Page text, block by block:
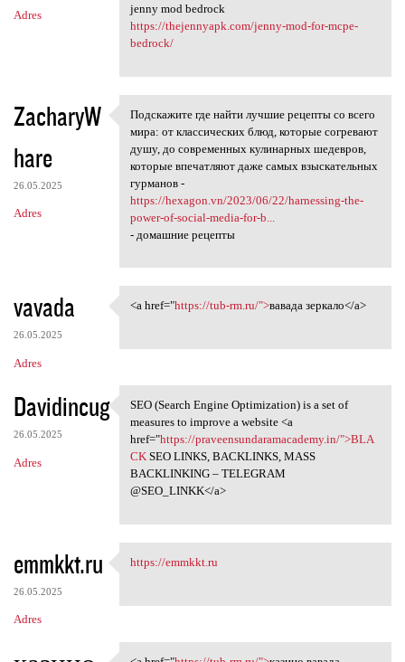
Adres
jenny mod bedrock
https://thejennyapk.com/jenny-mod-for-mcpe-
bedrock/
ZacharyW
hare
26.05.2025
Adres
Подскажите где найти лучшие
Подскажите где найти лучшие рецепты со всего
мира: от классических блюд, которые согревают
душу, до современных кулинарных шедевров,
которые впечатляют даже самых взыскательных
гурманов -
https://hexagon.vn/2023/06/22/harnessing-the-
power-of-social-media-for-b...
- домашние рецепты
vavada
26.05.2025
Adres
<a href="https://tub-rm.ru/"
<a href="https://tub-rm.ru/">вавада зеркало</a>
Davidincug
26.05.2025
Adres
SEO (Search Engine
SEO (Search Engine Optimization) is a set of
measures to improve a website <a
href="https://praveensundaramacademy.in/">BLA
CKSEO LINKS, BACKLINKS, MASS
BACKLINKING – TELEGRAM
@SEO_LINKK</a>
emmkkt.ru
26.05.2025
Adres
https://emmkkt.ru
https://emmkkt.ru